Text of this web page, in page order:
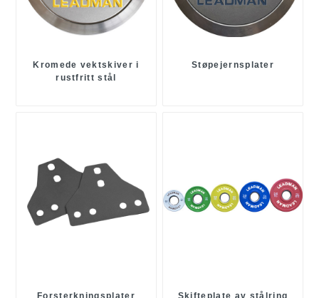
Kromede vektskiver i
rustfritt stål
Støpejernsplater
Forsterkningsplater Skifteplate av stålring